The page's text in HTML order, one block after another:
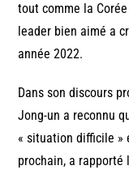
tout comme la
leader bien aimé a
année 2022.
Dans son discours
Jong-un a reconnu
« situation difficile »
prochain, a rapporté